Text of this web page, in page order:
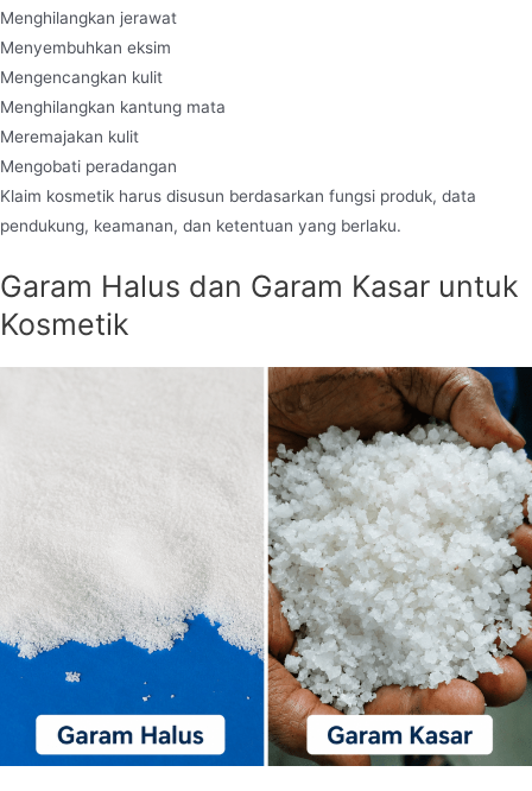
Menghilangkan jerawat
Menyembuhkan eksim
Mengencangkan kulit
Menghilangkan kantung mata
Meremajakan kulit
Mengobati peradangan
Klaim kosmetik harus disusun berdasarkan fungsi produk, data
pendukung, keamanan, dan ketentuan yang berlaku.
Garam Halus dan Garam Kasar untuk
Kosmetik